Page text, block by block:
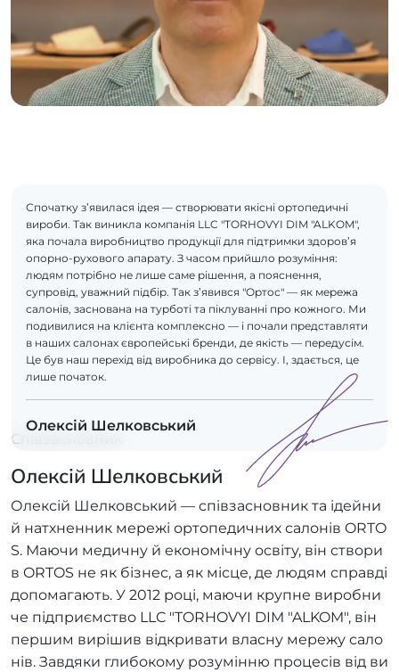
Спочатку з’явилася ідея — створювати якісні ортопедичні
вироби. Так виникла компанія LLC "TORHOVYI DIM "ALKOM",
яка почала виробництво продукції для підтримки здоров’я
опорно-рухового апарату. З часом прийшло розуміння:
людям потрібно не лише саме рішення, а пояснення,
супровід, уважний підбір. Так з’явився "Ортос" — як мережа
салонів, заснована на турботі та піклуванні про кожного. Ми
подивилися на клієнта комплексно — і почали представляти
в наших салонах європейські бренди, де якість — передусім.
Це був наш перехід від виробника до сервісу. І, здається, це
лише початок.
Олексій Шелковський
Співзасновник
Олексій Шелковський
Олексій Шелковський — співзасновник та ідейни
й натхненник мережі ортопедичних салонів ORTO
S. Маючи медичну й економічну освіту, він створи
в ORTOS не як бізнес, а як місце, де людям справді
допомагають. У 2012 році, маючи крупне виробни
че підприємство LLC "TORHOVYI DIM "ALKOM", він
першим вирішив відкривати власну мережу сало
нів. Завдяки глибокому розумінню процесів від ви